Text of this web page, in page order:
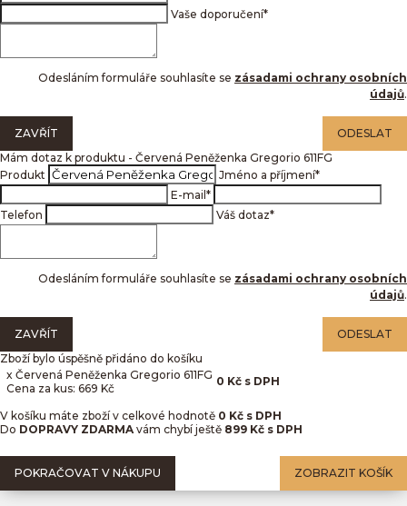
Vaše doporučení*
Odesláním formuláře souhlasíte se zásadami ochrany osobních
údajů.
ZAVŘÍT
ODESLAT
Mám dotaz k produktu - Červená Peněženka Gregorio 611FG
Produkt
Jméno a příjmení*
E-mail *
Telefon
Váš dotaz*
Odesláním formuláře souhlasíte se zásadami ochrany osobních
údajů.
ZAVŘÍT
ODESLAT
Zboží bylo úspěšně přidáno do košíku
x Červená Peněženka Gregorio 611FG
Cena za kus: 669 Kč
0 Kč s DPH
V košíku máte zboží v celkové hodnotě 0 Kč s DPH
Do DOPRAVY ZDARMAvám chybí ještě 899 Kč s DPH
POKRAČOVAT V NÁKUPU ZOBRAZIT KOŠÍK